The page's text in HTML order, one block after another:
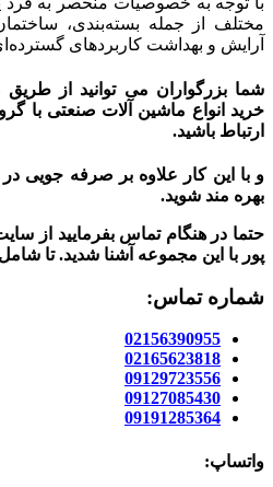
مختلف از جمله بسته‌بندی،
آرایش و بهداشت کاربردهای
شما بزرگواران می توانید از
خرید انواع ماشین آلات صنعتی با
ارتباط باشید.
و با این کار علاوه بر صرفه جویی در
بهره مند شوید.
حتما در هنگام تماس بفرمایید از
پور با این مجموعه آشنا شدید. تا
شماره تماس:
02156390955
02165623818
09129723556
09127085430
09191285364
واتساپ: